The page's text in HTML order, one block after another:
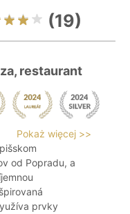
(19)
restaurant
Pokaż więcej >>
od Popradu, a
prvky